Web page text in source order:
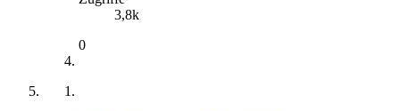
3,8k
0